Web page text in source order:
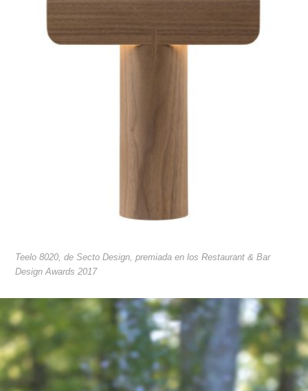
Teelo 8020, de Secto Design, premiada en los Restaurant & Bar
Design Awards 2017